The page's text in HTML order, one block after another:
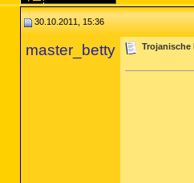
30.10.2011, 15:36
master_betty Trojanische